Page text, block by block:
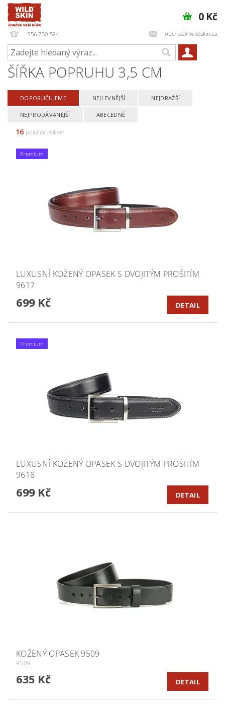
556 730 524 obchod@wildskin.cz
0 Kč
ŠÍŘKA POPRUHU 3,5 CM
DOPORUČUJEME NEJLEVNĚJŠÍ NEJDRAŽŠÍ
NEJPRODÁVANĚJŠÍ ABECEDNĚ
16 položek celkem
Premium
LUXUSNÍ KOŽENÝ OPASEK S DVOJITÝM PROŠITÍM
9617
699 Kč DETAIL
Premium
LUXUSNÍ KOŽENÝ OPASEK S DVOJITÝM PROŠITÍM
9618
699 Kč DETAIL
KOŽENÝ OPASEK 9509
9509
635 Kč DETAIL